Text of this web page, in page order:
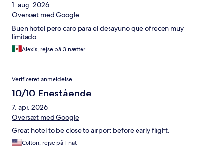
1. aug. 2026
Oversæt med Google
Buen hotel pero caro para el desayuno que ofrecen muy
limitado
Alexis, rejse på 3 nætter
Verificeret anmeldelse
10/10 Enestående
7. apr. 2026
Oversæt med Google
Great hotel to be close to airport before early flight.
Colton, rejse på 1 nat